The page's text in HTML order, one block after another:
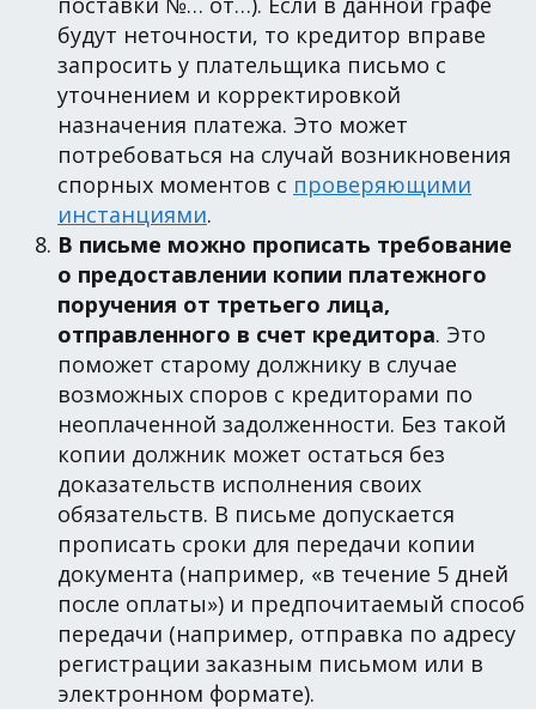
будут неточности, то кредитор вправе
запросить у плательщика письмо с
уточнением и корректировкой
назначения платежа. Это может
потребоваться на случай возникновения
спорных моментов с проверяющими
инстанциями.
В письме можно прописать требование
о предоставлении копии платежного
поручения от третьего лица,
отправленного в счет кредитора. Это
поможет старому должнику в случае
возможных споров с кредиторами по
неоплаченной задолженности. Без такой
копии должник может остаться без
доказательств исполнения своих
обязательств. В письме допускается
прописать сроки для передачи копии
документа (например, «в течение 5 дней
после оплаты») и предпочитаемый способ
передачи (например, отправка по адресу
регистрации заказным письмом или в
электронном формате).